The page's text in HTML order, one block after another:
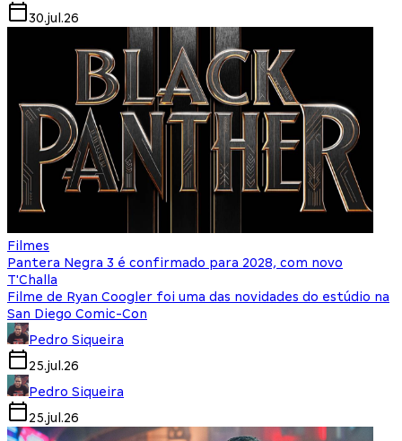
30.jul.26
Filmes
Pantera Negra 3 é confirmado para 2028, com novo
T'Challa
Filme de Ryan Coogler foi uma das novidades do estúdio na
San Diego Comic-Con
Pedro Siqueira
25.jul.26
Pedro Siqueira
25.jul.26